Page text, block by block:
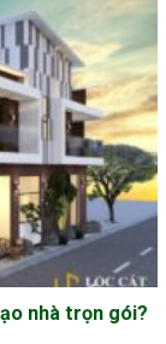
nhà trọn gói?